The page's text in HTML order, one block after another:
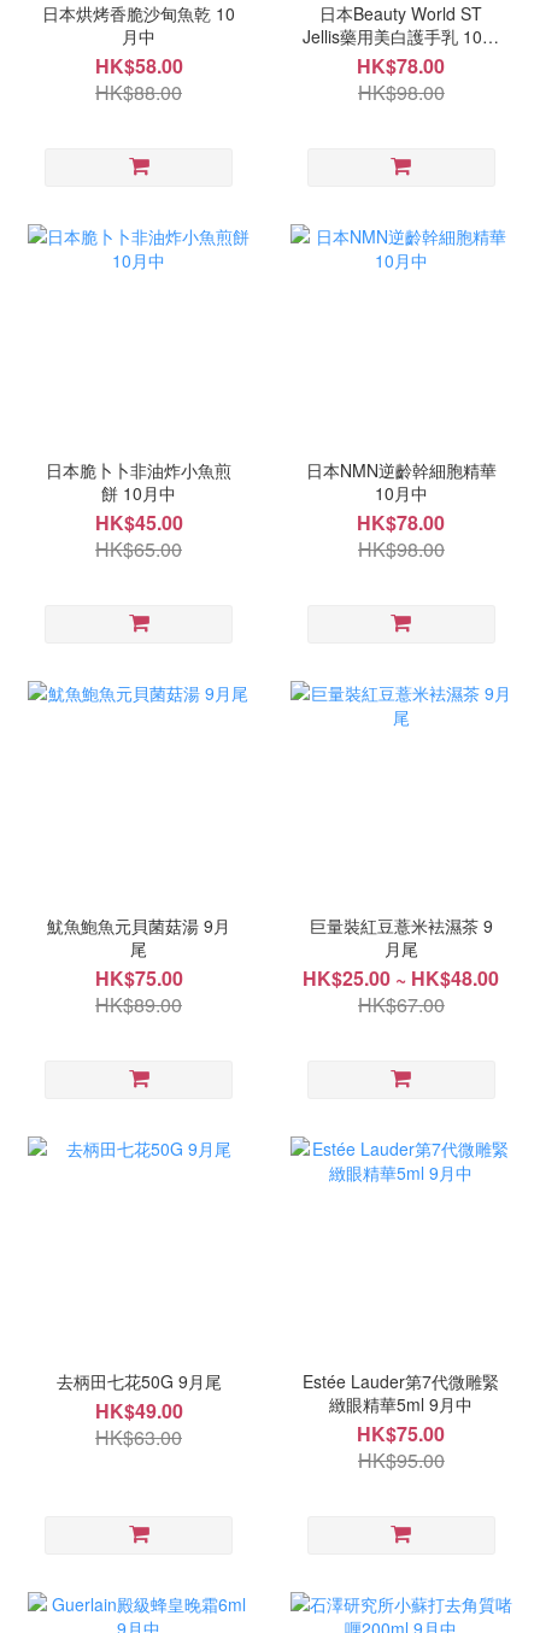
日本烘烤香脆沙甸魚乾 10
月中
HK$58.00
HK$88.00
日本Beauty World ST
Jellis藥用美白護手乳 10月
中
HK$78.00
HK$98.00
日本脆卜卜非油炸小魚煎
餅 10月中
HK$45.00
HK$65.00
日本NMN逆齡幹細胞精華
10月中
HK$78.00
HK$98.00
魷魚鮑魚元貝菌菇湯 9月
尾
HK$75.00
HK$89.00
巨量裝紅豆薏米袪濕茶 9
月尾
HK$25.00 ~ HK$48.00
HK$67.00
去柄田七花50G 9月尾
HK$49.00
HK$63.00
Estée Lauder第7代微雕緊
緻眼精華5ml 9月中
HK$75.00
HK$95.00